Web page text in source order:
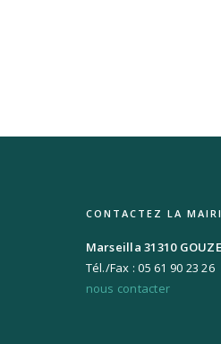
CONTACTEZ LA
Marseilla 31310
Tél./Fax : 05 61 90 23 26
nous contacter